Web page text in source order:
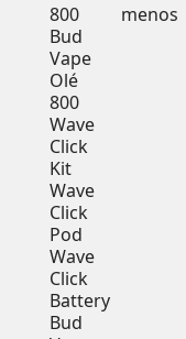
800
Bud
Vape
Olé
800
Wave
Click
Kit
Wave
Click
Pod
Wave
Click
Battery
Bud
menos